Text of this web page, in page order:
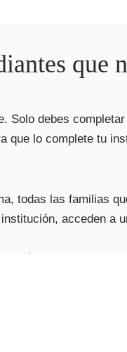
que
Solo debes
que lo complete tu
todas las familias
acceden a
$100.000)